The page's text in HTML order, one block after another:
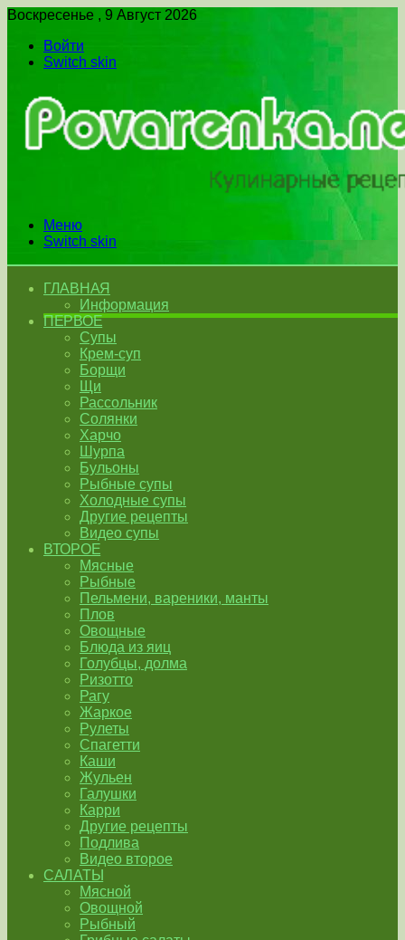
Воскресенье , 9 Август 2026
Войти
Switch skin
Меню
Switch skin
ГЛАВНАЯ
Информация
ПЕРВОЕ
Супы
Крем-суп
Борщи
Щи
Рассольник
Солянки
Харчо
Шурпа
Бульоны
Рыбные супы
Холодные супы
Другие рецепты
Видео супы
ВТОРОЕ
Мясные
Рыбные
Пельмени, вареники, манты
Плов
Овощные
Блюда из яиц
Голубцы, долма
Ризотто
Рагу
Жаркое
Рулеты
Спагетти
Каши
Жульен
Галушки
Карри
Другие рецепты
Подлива
Видео второе
САЛАТЫ
Мясной
Овощной
Рыбный